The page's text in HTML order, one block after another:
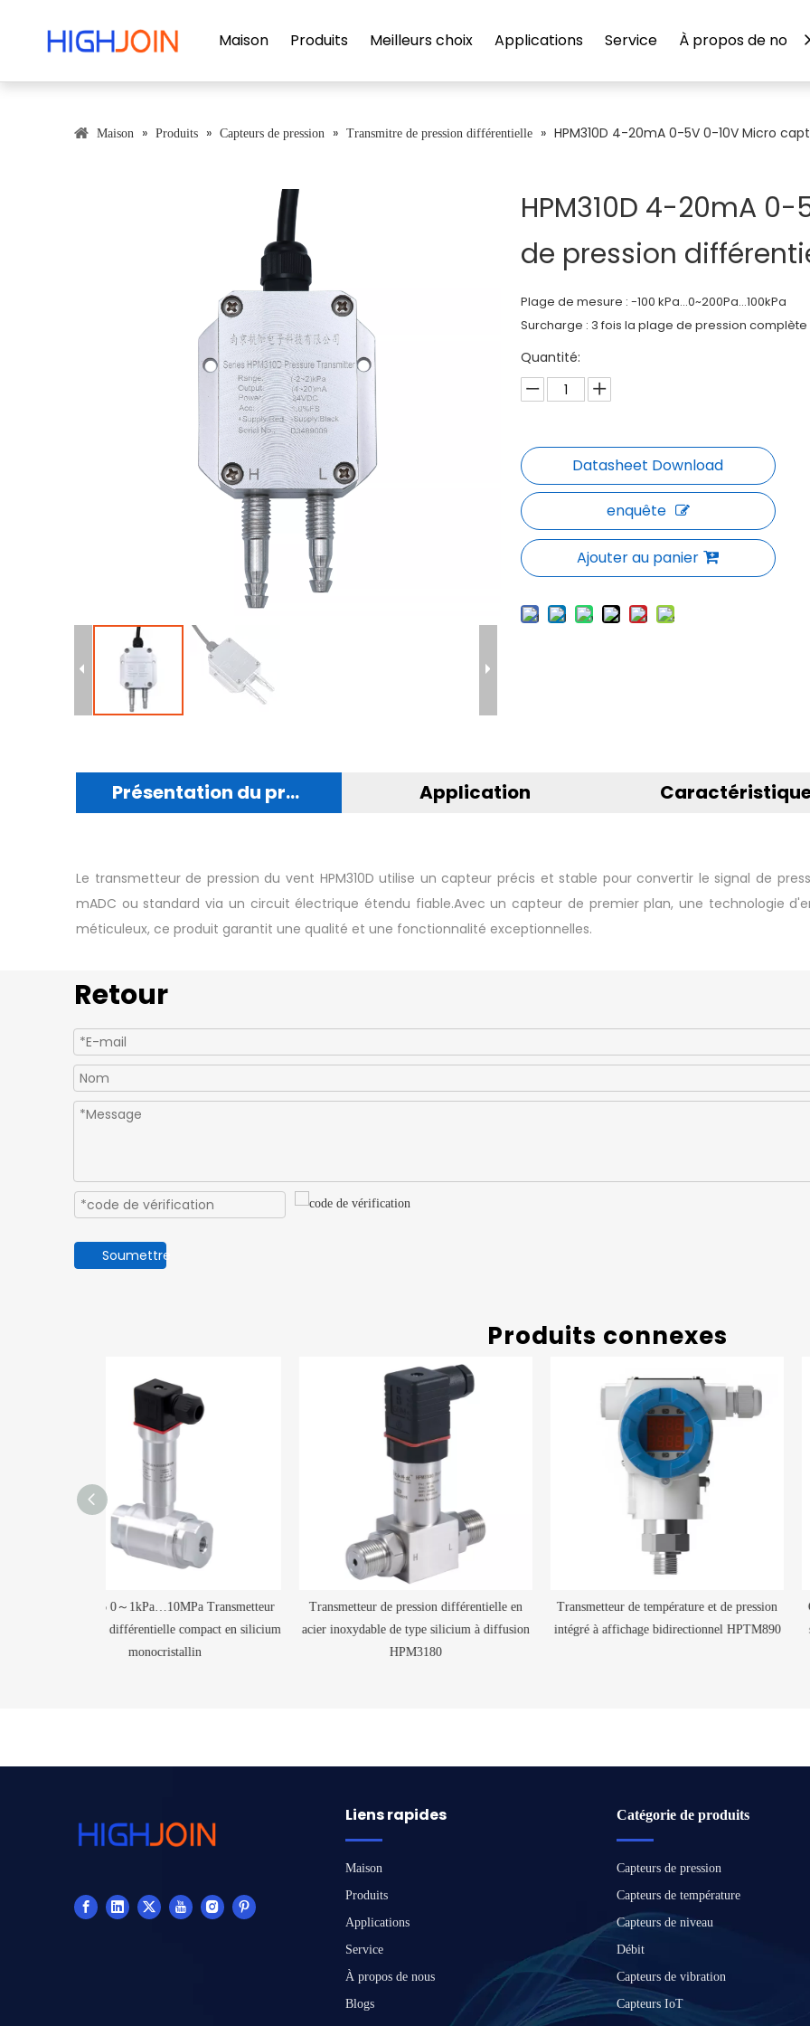
Maison Produits Meilleurs choix Applications Service À propos de nous
Maison » Produits » Capteurs de pression » Transmitre de pression différentielle » HPM310D 4-20mA 0-5V 0-10V Micro
HPM310D 4-20mA
de pression
Plage de mesure : -100 kPa...0~200Pa...100kPa
Surcharge : 3 fois la plage de pression complète
Quantité:
enquête
Ajouter au panier
Présentation du produit Application
Le transmetteur de pression du vent HPM310D utilise un capteur précis et stable pour convertir le signal de
mADC ou standard via un circuit électrique étendu fiable.Avec un capteur de premier plan, une technologie
méticuleux, ce produit garantit une qualité et une fonctionnalité exceptionnelles.
Retour
Soumettre
Produits connexes
Transmetteur de pression différentielle en
acier inoxydable de type silicium à diffusion
Transmetteur de température et de pression
intégré à affichage bidirectionnel HPTM890
Contrôle de débit d'émetteur
silicium monocristallin compact
Liens rapides
Maison
Produits
Applications
Service
À propos de nous
Blogs
Catégorie de produits
Capteurs de pression
Capteurs de température
Capteurs de niveau
Débit
Capteurs de vibration
Capteurs IoT